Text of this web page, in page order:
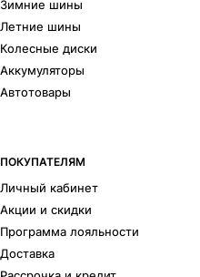
Зимние шины
Летние шины
Колесные диски
Аккумуляторы
Автотовары
ПОКУПАТЕЛЯМ
Личный кабинет
Акции и скидки
Программа лояльности
Доставка